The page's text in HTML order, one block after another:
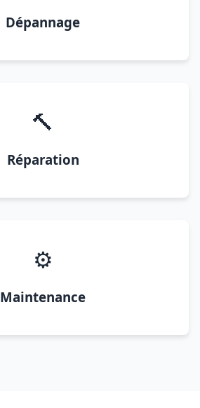
Dépannage
🔨
Réparation
⚙️
Maintenance